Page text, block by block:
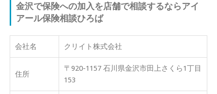
金沢で保険への加入を店舗で相談するならアイ
アール保険相談ひろば
会社名 クリイト株式会社
住所
〒920-1157 石川県金沢市田上さくら1丁目
153